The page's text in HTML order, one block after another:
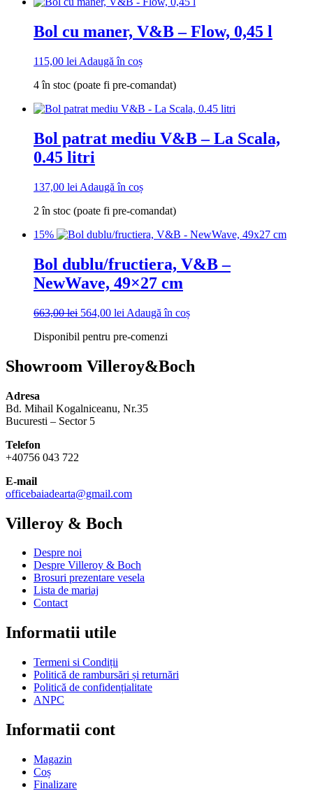
Bol cu maner, V&B – Flow, 0,45 l
115,00 lei Adaugă în coș
4 în stoc (poate fi pre-comandat)
Bol patrat mediu V&B – La Scala,
0.45 litri
137,00 lei Adaugă în coș
2 în stoc (poate fi pre-comandat)
15%
Bol dublu/fructiera, V&B –
NewWave, 49×27 cm
663,00lei Prețul
a
663,00 lei.
564,00 lei Prețul
este:
Adaugă în coș
Disponibil pentru pre-comenzi
Showroom Villeroy&Boch
Adresa
Bd. Mihail Kogalniceanu, Nr.35
Bucuresti – Sector 5
Telefon
+40756 043 722
E-mail
officebaiadearta@gmail.com
Villeroy & Boch
Despre noi
Despre Villeroy & Boch
Brosuri prezentare vesela
Lista de mariaj
Contact
Informatii utile
Termeni si Condiții
Politică de rambursări și returnări
Politică de confidențialitate
ANPC
Informatii cont
Magazin
Coș
Finalizare